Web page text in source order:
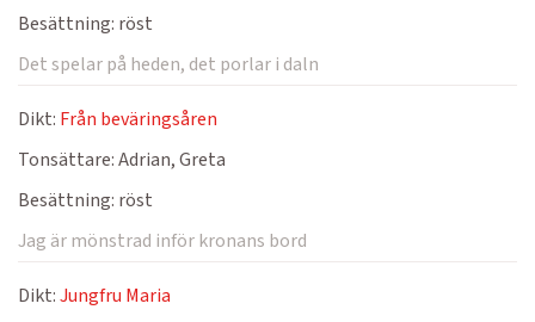
Besättning: röst
Det spelar på heden, det porlar i daln
Dikt: Från beväringsåren
Tonsättare:Adrian, Greta
Besättning: röst
Jag är mönstrad inför kronans bord
Dikt:Jungfru Maria